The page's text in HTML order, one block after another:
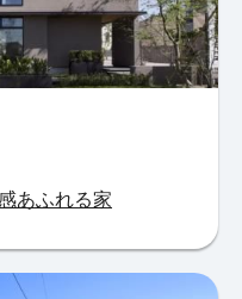
あふれる家